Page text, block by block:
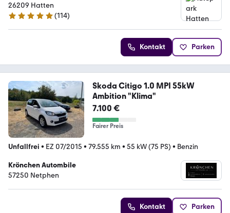
26209 Hatten
5 Sterne
(114)
Kontakt Parken
Skoda Citigo 1.0 MPI 55kW
Ambition "Klima"
7.100 €
Fairer Preis
Unfallfrei • EZ 07/2015 • 79.555 km • 55 kW (75 PS) • Benzin
Krönchen Autombile
57250 Netphen
Kontakt Parken